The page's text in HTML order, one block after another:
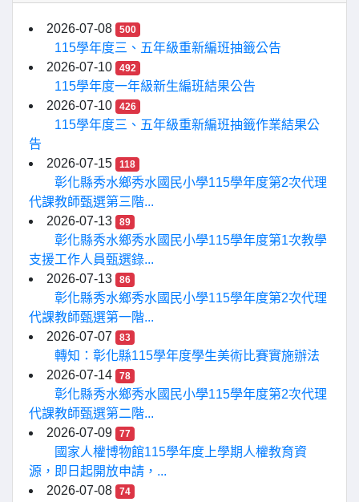
2026-07-08 500
115學年度三、五年級重新編班抽籤公告
2026-07-10
492
115學年度一年級新生編班結果公告
2026-07-10
426
115學年度三、五年級重新編班抽籤作業結果公
告
2026-07-15
118
彰化縣秀水鄉秀水國民小學115學年度第2次代理
代課教師甄選第三階...
2026-07-13
89
彰化縣秀水鄉秀水國民小學115學年度第1次教學
支援工作人員甄選錄...
2026-07-13
86
彰化縣秀水鄉秀水國民小學115學年度第2次代理
代課教師甄選第一階...
2026-07-07
83
轉知：彰化縣115學年度學生美術比賽實施辦法
2026-07-14
78
彰化縣秀水鄉秀水國民小學115學年度第2次代理
代課教師甄選第二階...
2026-07-09
77
國家人權博物館115學年度上學期人權教育資
源，即日起開放申請，...
2026-07-08
74